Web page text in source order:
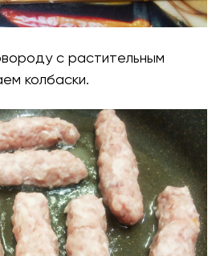
с растительным
колбаски.